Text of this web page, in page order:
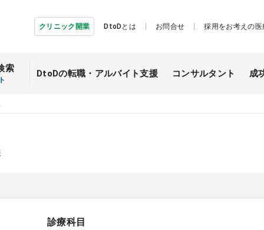
クリニック開業 DtoDとは お問合せ 採用をお考えの
索 DtoDの転職・ アルバイト支援 コンサルタント 成
診療科目